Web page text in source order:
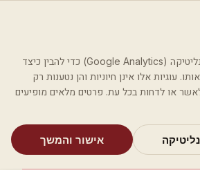
רפואה אסתטית
אנו משתמשים בעוגיות אנליטיקה (Google Analytics) כדי להבין כיצד
עוגיות אלו אינן חיוניות והן נטענות רק
או לדחות בכל עת. פרטים מלאים מופיעים
אישור והמשך